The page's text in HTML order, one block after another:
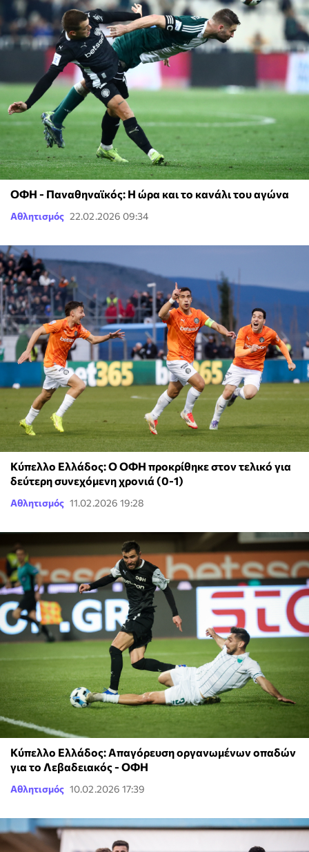
ΟΦΗ - Παναθηναϊκός: Η ώρα και το κανάλι του αγώνα
Αθλητισμός 22.02.2026 09:34
Κύπελλο Ελλάδος: Ο ΟΦΗ προκρίθηκε στον τελικό για
δεύτερη συνεχόμενη χρονιά (0-1)
Αθλητισμός 11.02.2026 19:28
Κύπελλο Ελλάδος: Απαγόρευση οργανωμένων οπαδών
για το Λεβαδειακός - ΟΦΗ
Αθλητισμός 10.02.2026 17:39